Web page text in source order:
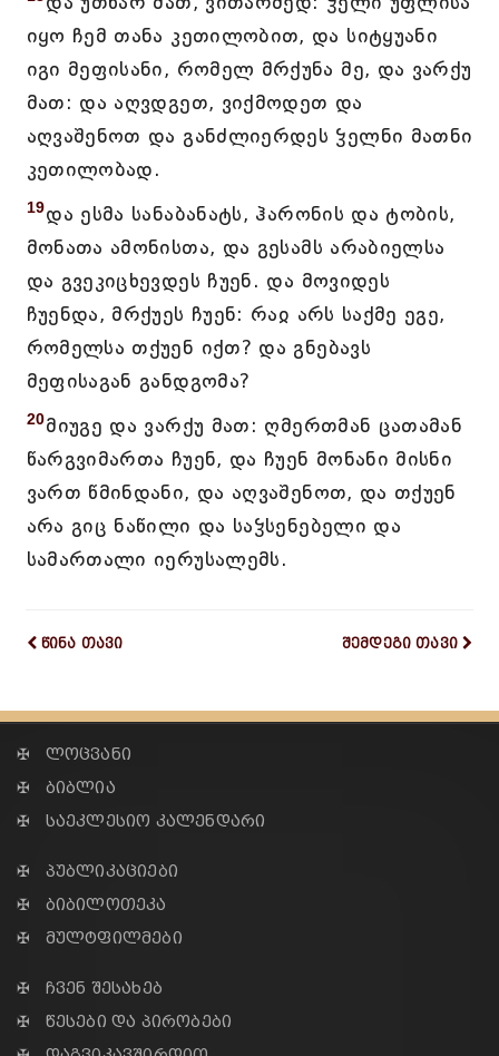
იყო ჩემ თანა კეთილობით, და სიტყუანი
იგი მეფისანი, რომელ მრქუნა მე, და ვარქუ
მათ: და აღვდგეთ, ვიქმოდეთ და
აღვაშენოთ და განძლიერდეს ჴელნი მათნი
კეთილობად.
19და ესმა სანაბანატს, ჰარონის და ტობის,
მონათა ამონისთა, და გესამს არაბიელსა
და გვეკიცხევდეს ჩუენ. და მოვიდეს
ჩუენდა, მრქუეს ჩუენ: რაჲ არს საქმე ეგე,
რომელსა თქუენ იქთ? და გნებავს
მეფისაგან განდგომა?
20მიუგე და ვარქუ მათ: ღმერთმან ცათამან
წარგვიმართა ჩუენ, და ჩუენ მონანი მისნი
ვართ წმინდანი, და აღვაშენოთ, და თქუენ
არა გიც ნაწილი და საჴსენებელი და
სამართალი იერუსალემს.
წინა თავი შემდეგი თავი
✠ ლოცვანი
✠ ბიბლია
✠ საეკლესიო კალენდარი
✠ პუბლიკაციები
✠ ბიბილოთეკა
✠ მულტფილმები
✠ ჩვენ შესახებ
✠ წესები და პირობები